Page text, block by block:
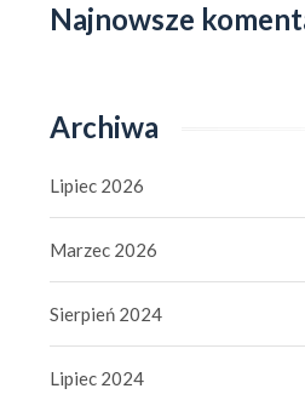
Najnowsze
Archiwa
Lipiec 2026
Marzec 2026
Sierpień 2024
Lipiec 2024